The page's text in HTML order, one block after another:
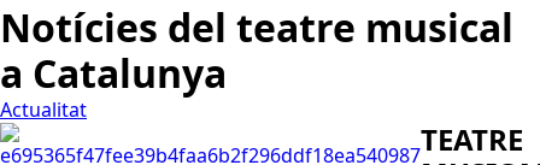
Notícies del teatre musical
a Catalunya
Actualitat
TEATRE